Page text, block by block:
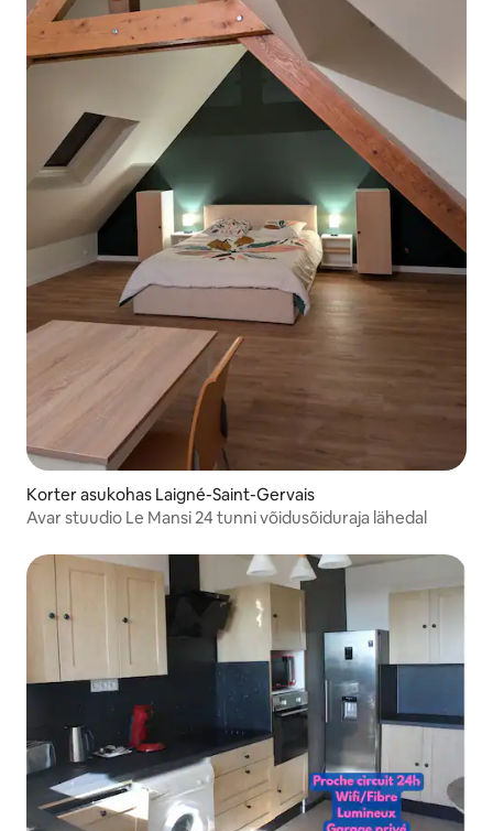
Korter asukohas Laigné-Saint-Gervais
Avar stuudio Le Mansi 24 tunni võidusõiduraja lähedal